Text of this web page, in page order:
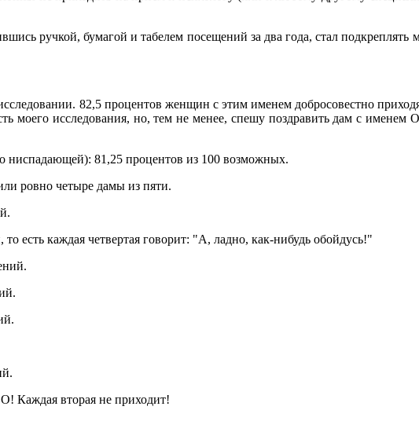
ручкой, бумагой и табелем посещений за два года, стал
82,5 процентов женщин с этим именем добросовестно
моего исследования, но, тем не менее, спешу поздравить дам с именем
ниспадающей): 81,25 процентов из 100 возможных.
ровно четыре дамы из пяти.
есть каждая четвертая говорит: "А, ладно, как-нибудь обойдусь!"
Каждая вторая не приходит!